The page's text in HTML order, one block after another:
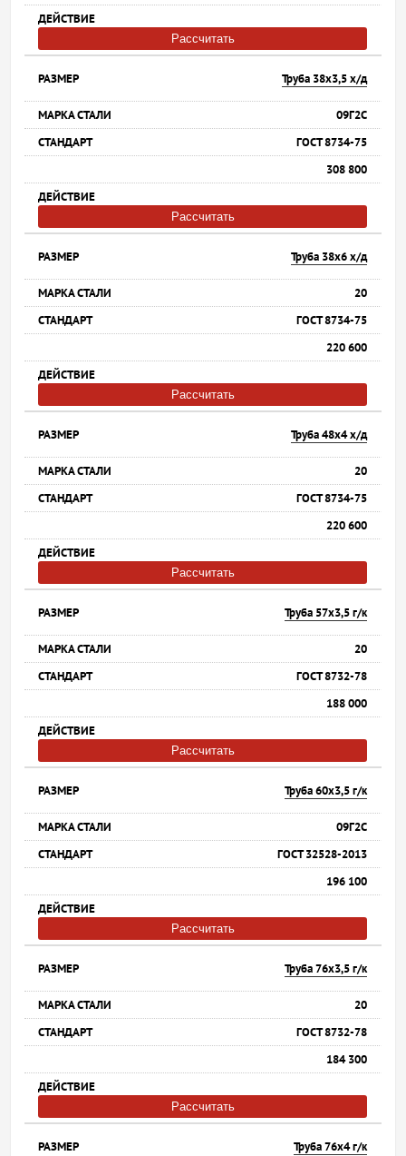
Рассчитать
Труба 38х3,5 х/д
09Г2С
ГОСТ 8734-75
308 800
Рассчитать
Труба 38х6 х/д
20
ГОСТ 8734-75
220 600
Рассчитать
Труба 48х4 х/д
20
ГОСТ 8734-75
220 600
Рассчитать
Труба 57х3,5 г/к
20
ГОСТ 8732-78
188 000
Рассчитать
Труба 60х3,5 г/к
09Г2С
ГОСТ 32528-2013
196 100
Рассчитать
Труба 76х3,5 г/к
20
ГОСТ 8732-78
184 300
Рассчитать
Труба 76х4 г/к